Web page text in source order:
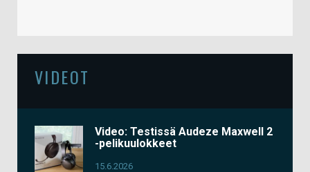
VIDEOT
Video: Testissä Audeze Maxwell 2
-pelikuulokkeet
15.6.2026